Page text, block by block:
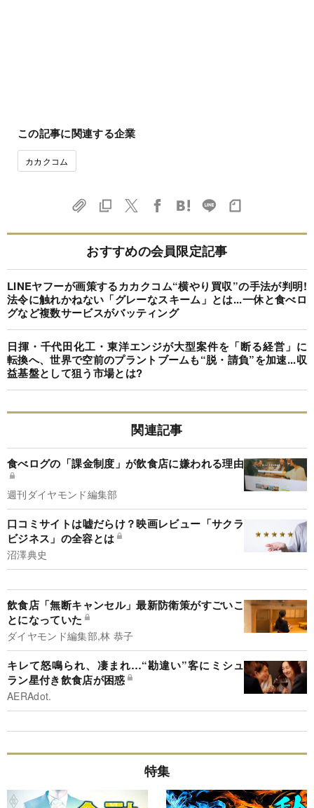
この記事に関連する企業
カカクコム
おすすめの会員限定記事
LINEヤフーが画策するカカクコム“横やり買収”の手法が判明!
法令に触れかねない「グレーなスキーム」とは...一休と食べロ
グなど複数サービスがバッティング
日揮・千代田化工・東洋エンジが大型案件を「断る経営」に
転換へ、世界で空前のプラントブームも“脱・請負”を加速...収
益基盤として狙う市場とは?
関連記事
食べログの「課金制度」が飲食店に嫌われる理由
週刊ダイヤモンド編集部
口コミサイトは嘘だらけ？映画レビュー「サクラ
ビジネス」の全容とは
沼澤典史
飲食店「無断キャンセル」最新防衛策がすごいこ
とになっていた
ダイヤモンド編集部,林 恭子
キレて怒鳴られ、凄まれ…“勘違い”客にミシュ
ラン星付き飲食店が困惑
AERAdot.
特集